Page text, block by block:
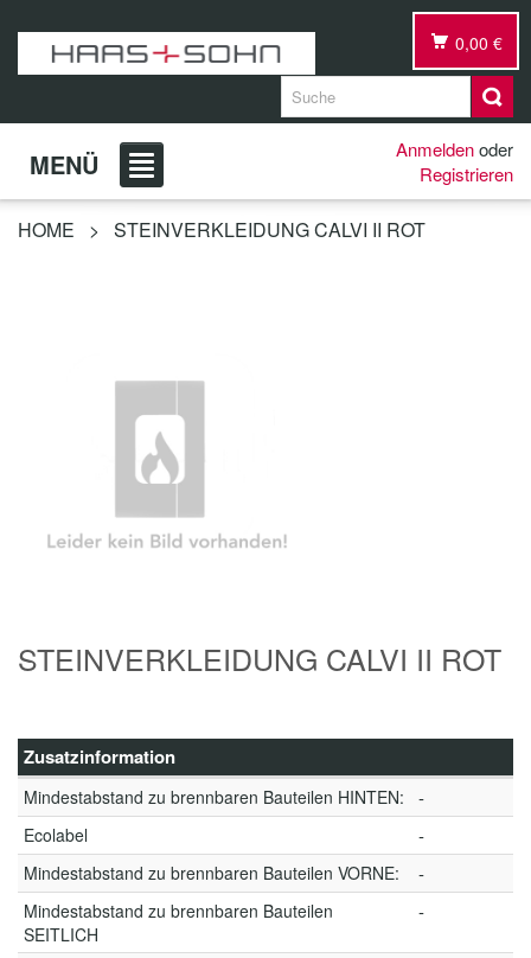
0,00 €
MENÜ Anmeldenoder
Registrieren
HOME > STEINVERKLEIDUNG CALVI II ROT
STEINVERKLEIDUNG CALVI II ROT
Zusatzinformation
Mindestabstand zu brennbaren Bauteilen HINTEN: -
Ecolabel -
Mindestabstand zu brennbaren Bauteilen VORNE: -
Mindestabstand zu brennbaren Bauteilen
SEITLICH
-